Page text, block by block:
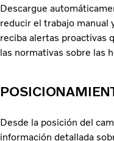
Descargue
reducir el trabajo manual
reciba alertas proactivas
las normativas sobre las
Desde la posición del
información detallada